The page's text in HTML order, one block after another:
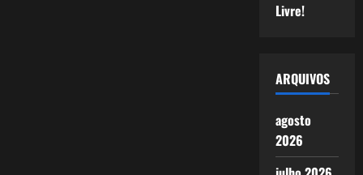
Livre!
ARQUIVOS
agosto
2026